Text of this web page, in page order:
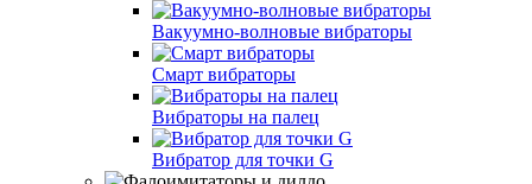
Вакуумно-волновые вибраторы
Смарт вибраторы
Вибраторы на палец
Вибратор для точки G